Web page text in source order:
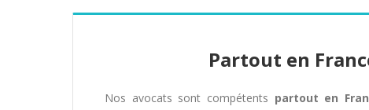
Partout en
Nos avocats sont compétents partout en